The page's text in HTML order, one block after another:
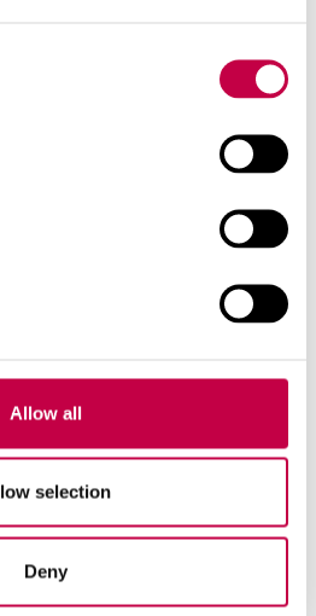
Allow all
selection
Deny
kom­pos­til­la ja